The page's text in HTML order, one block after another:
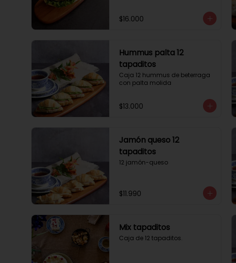
$16.000
Hummus palta 12
tapaditos
Caja 12 hummus de beterraga
con palta molida
$13.000
Jamón queso 12
tapaditos
12 jamón-queso
$11.990
Mix tapaditos
Caja de 12 tapaditos.